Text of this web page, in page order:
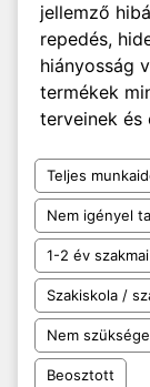
jellemző
repedés,
hiányosság
termékek
terveinek és
Teljes
Nem igényel
1-2 év
Szakiskola /
Nem
Beosztott